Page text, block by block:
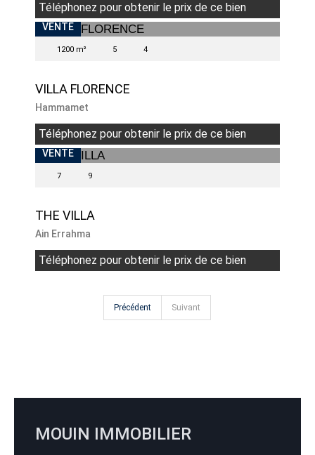
Téléphonez pour obtenir le prix de ce bien
VENTE
1200 m² 5 4
VILLA FLORENCE
Hammamet
Téléphonez pour obtenir le prix de ce bien
VENTE
7 9
THE VILLA
Ain Errahma
Téléphonez pour obtenir le prix de ce bien
Précédent Suivant
MOUIN IMMOBILIER